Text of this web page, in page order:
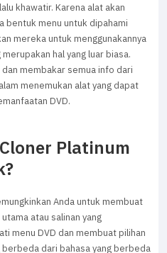
khawatir. Karena alat akan
menu untuk dipahami
mereka untuk menggunakannya
hal yang luar biasa.
membakar semua info dari
menemukan alat yang dapat
DVD.
Platinum
Anda untuk membuat
atau salinan yang
menu DVD dan membuat pilihan
dari bahasa yang berbeda